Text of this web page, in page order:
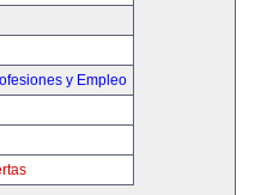
y Empleo